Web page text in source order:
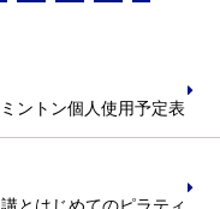
ントン個人使用予定表